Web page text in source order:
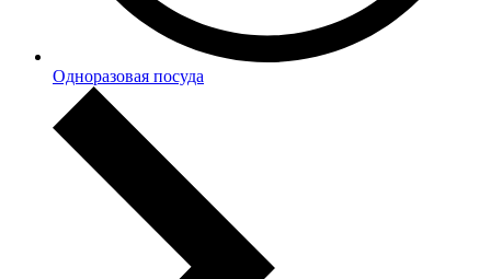
Одноразовая посуда